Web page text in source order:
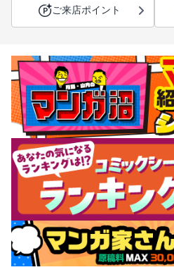
ご来店ポイント